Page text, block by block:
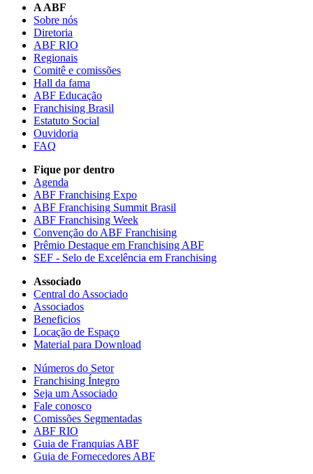
A ABF
Sobre nós
Diretoria
ABF RIO
Regionais
Comitê e comissões
Hall da fama
ABF Educação
Franchising Brasil
Estatuto Social
Ouvidoria
FAQ
Fique por dentro
Agenda
ABF Franchising Expo
ABF Franchising Summit Brasil
ABF Franchising Week
Convenção do ABF Franchising
Prêmio Destaque em Franchising ABF
SEF - Selo de Excelência em Franchising
Associado
Central do Associado
Associados
Beneficios
Locação de Espaço
Material para Download
Números do Setor
Franchising Íntegro
Seja um Associado
Fale conosco
Comissões Segmentadas
ABF RIO
Guia de Franquias ABF
Guia de Fornecedores ABF